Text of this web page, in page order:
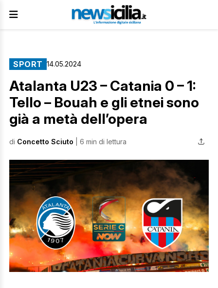
SPORT 14.05.2024
Atalanta U23 – Catania 0 – 1:
Tello – Bouah e gli etnei sono
già a metà dell’opera
di Concetto Sciuto | 6 min di lettura